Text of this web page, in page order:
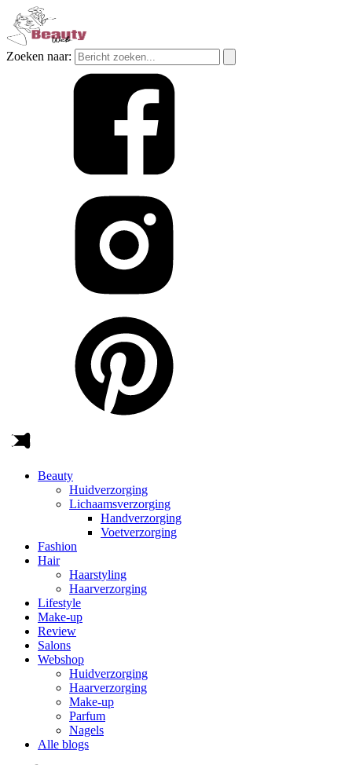
Zoeken naar:
Beauty
Huidverzorging
Lichaamsverzorging
Handverzorging
Voetverzorging
Fashion
Hair
Haarstyling
Haarverzorging
Lifestyle
Make-up
Review
Salons
Webshop
Huidverzorging
Haarverzorging
Make-up
Parfum
Nagels
Alle blogs